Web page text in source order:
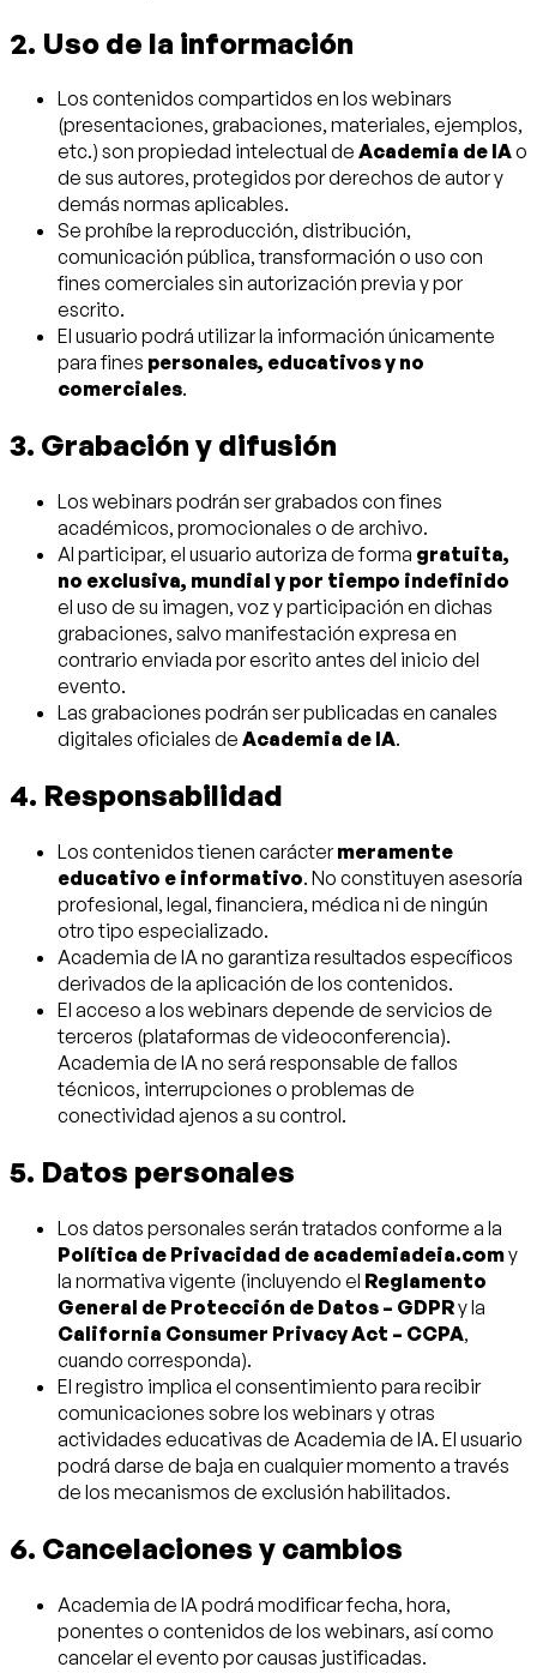
2. Uso de la información
Los contenidos compartidos en los webinars
(presentaciones, grabaciones, materiales, ejemplos,
etc.) son propiedad intelectual de Academia de IAo
de sus autores, protegidos por derechos de autor y
demás normas aplicables.
Se prohíbe la reproducción, distribución,
comunicación pública, transformación o uso con
fines comerciales sin autorización previa y por
escrito.
El usuario podrá utilizar la información únicamente
para fines personales, educativos y no
comerciales.
3. Grabación y difusión
Los webinars podrán ser grabados con fines
académicos, promocionales o de archivo.
Al participar, el usuario autoriza de forma gratuita,
no exclusiva, mundial y por tiempo indefinido
el uso de su imagen, voz y participación en dichas
grabaciones, salvo manifestación expresa en
contrario enviada por escrito antes del inicio del
evento.
Las grabaciones podrán ser publicadas en canales
digitales oficiales de Academia de IA.
4. Responsabilidad
Los contenidos tienen carácter meramente
educativo e informativo. No constituyen asesoría
profesional, legal, financiera, médica ni de ningún
otro tipo especializado.
Academia de IA no garantiza resultados específicos
derivados de la aplicación de los contenidos.
El acceso a los webinars depende de servicios de
terceros (plataformas de videoconferencia).
Academia de IA no será responsable de fallos
técnicos, interrupciones o problemas de
conectividad ajenos a su control.
5. Datos personales
Los datos personales serán tratados conforme a la
Política de Privacidad de academiadeia.comy
la normativa vigente (incluyendo el Reglamento
General de Protección de Datos – GDPRy la
California Consumer Privacy Act – CCPA,
cuando corresponda).
El registro implica el consentimiento para recibir
comunicaciones sobre los webinars y otras
actividades educativas de Academia de IA. El usuario
podrá darse de baja en cualquier momento a través
de los mecanismos de exclusión habilitados.
6. Cancelaciones y cambios
Academia de IA podrá modificar fecha, hora,
ponentes o contenidos de los webinars, así como
cancelar el evento por causas justificadas.